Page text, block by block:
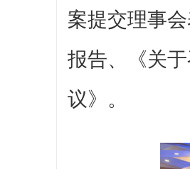
案提交理事
报告、《关
议》。